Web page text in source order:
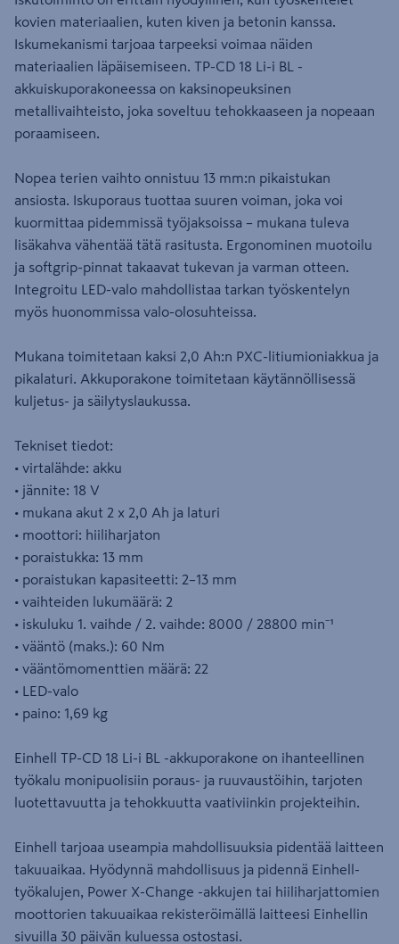
kovien materiaalien, kuten kiven ja betonin kanssa.
Iskumekanismi tarjoaa tarpeeksi voimaa näiden
materiaalien läpäisemiseen. TP-CD 18 Li-i BL -
akkuiskuporakoneessa on kaksinopeuksinen
metallivaihteisto, joka soveltuu tehokkaaseen ja nopeaan
poraamiseen.
Nopea terien vaihto onnistuu 13 mm:n pikaistukan
ansiosta. Iskuporaus tuottaa suuren voiman, joka voi
kuormittaa pidemmissä työjaksoissa – mukana tuleva
lisäkahva vähentää tätä rasitusta. Ergonominen muotoilu
ja softgrip-pinnat takaavat tukevan ja varman otteen.
Integroitu LED-valo mahdollistaa tarkan työskentelyn
myös huonommissa valo-olosuhteissa.
Mukana toimitetaan kaksi 2,0 Ah:n PXC-litiumioniakkua ja
pikalaturi. Akkuporakone toimitetaan käytännöllisessä
kuljetus- ja säilytyslaukussa.
Tekniset tiedot:
• virtalähde: akku
• jännite: 18 V
• mukana akut 2 x 2,0 Ah ja laturi
• moottori: hiiliharjaton
• poraistukka: 13 mm
• poraistukan kapasiteetti: 2–13 mm
• vaihteiden lukumäärä: 2
• iskuluku 1. vaihde / 2. vaihde: 8000 / 28800 min⁻¹
• vääntö (maks.): 60 Nm
• vääntömomenttien määrä: 22
• LED-valo
• paino: 1,69 kg
Einhell TP-CD 18 Li-i BL -akkuporakone on ihanteellinen
työkalu monipuolisiin poraus- ja ruuvaustöihin, tarjoten
luotettavuutta ja tehokkuutta vaativiinkin projekteihin.
Einhell tarjoaa useampia mahdollisuuksia pidentää laitteen
takuuaikaa. Hyödynnä mahdollisuus ja pidennä Einhell-
työkalujen, Power X-Change -akkujen tai hiiliharjattomien
moottorien takuuaikaa rekisteröimällä laitteesi Einhellin
sivuilla 30 päivän kuluessa ostostasi.